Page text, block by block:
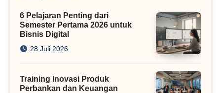
6 Pelajaran Penting dari
Semester Pertama 2026 untuk
Bisnis Digital
28 Juli 2026
Training Inovasi Produk
Perbankan dan Keuangan